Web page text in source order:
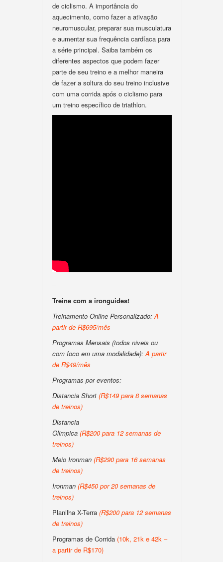
de ciclismo. A importância do
aquecimento, como fazer a ativação
neuromuscular, preparar sua musculatura
e aumentar sua frequência cardíaca para
a série principal. Saiba também os
diferentes aspectos que podem fazer
parte de seu treino e a melhor maneira
de fazer a soltura do seu treino inclusive
com uma corrida após o ciclismo para
um treino específico de triathlon.
–
Treine com a ironguides!
Treinamento Online Personalizado:A
partir de R$695/mês
Programas Mensais (todos niveis ou
com foco em uma modalidade):A partir
de R$49/mês
Programas por eventos:
Distancia Short (R$149 para 8 semanas
de treinos)
Distancia
Olimpica (R$200 para 12 semanas de
treinos)
Meio Ironman (R$290 para 16 semanas
de treinos)
Ironman (R$450 por 20 semanas de
treinos)
Planilha X-Terra (R$200 para 12 semanas
de treinos)
Programas de Corrida (10k, 21k e 42k –
a partir de R$170)